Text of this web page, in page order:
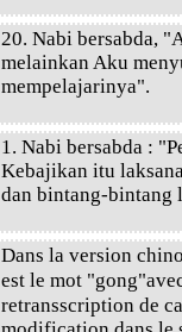
20. Nabi bersabda,
melainkan Aku
mempelajarinya".
1. Nabi bersabda :
Kebajikan itu
dan bintang-
Dans la version
est le mot
retransscription de